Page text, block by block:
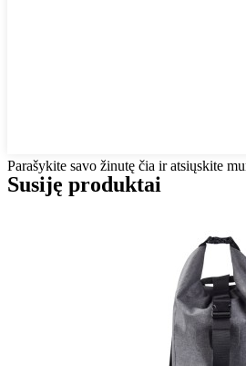
Parašykite savo žinutę čia ir atsiųskite
Susiję produktai